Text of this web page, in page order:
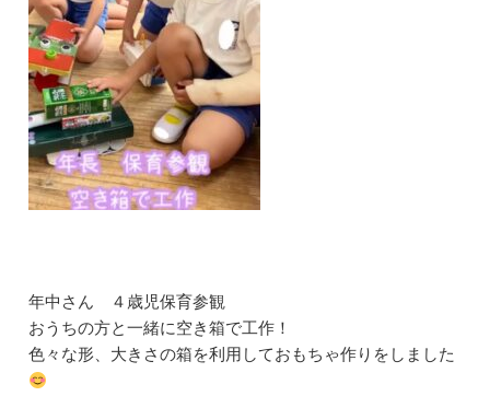
年中さん ４歳児保育参観
おうちの方と一緒に空き箱で工作！
色々な形、大きさの箱を利用しておもちゃ作りをしました